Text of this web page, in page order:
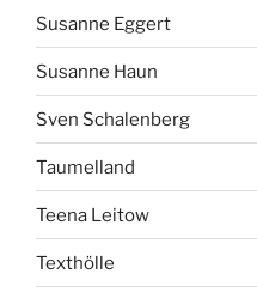
Susanne Eggert
Susanne Haun
Sven Schalenberg
Taumelland
Teena Leitow
Texthölle